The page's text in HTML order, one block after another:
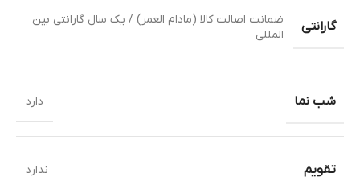
گارانتی
ضمانت اصالت کالا (مادام العمر) / یک سال گارانتی بین
المللی
شب نما دارد
تقویم ندارد